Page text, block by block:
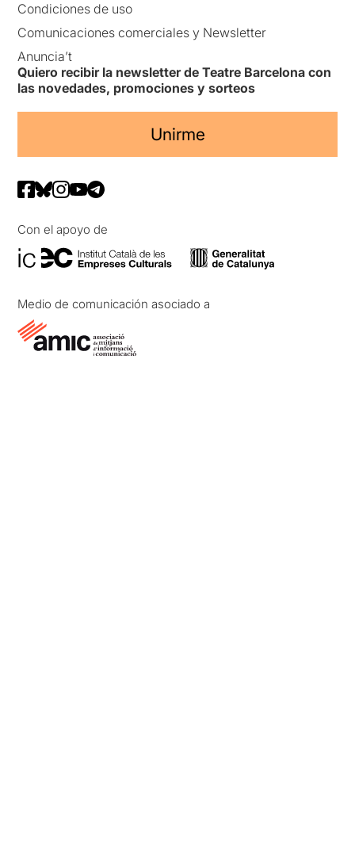
Condiciones de uso
Comunicaciones comerciales y Newsletter
Anuncia’t
Quiero recibir la newsletter de Teatre Barcelona con
las novedades, promociones y sorteos
Unirme
Con el apoyo de
Medio de comunicación asociado a